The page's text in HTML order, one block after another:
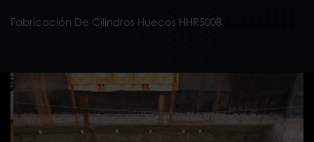
Fabricación De Cilindros Huecos HHR5008